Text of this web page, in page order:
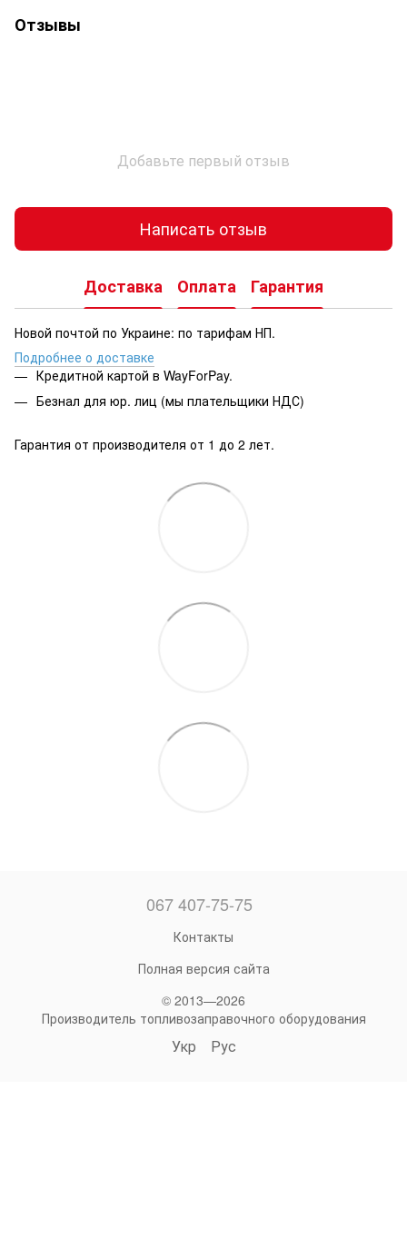
Отзывы
Добавьте первый отзыв
Написать отзыв
Доставка Оплата Гарантия
Новой почтой по Украине: по тарифам НП.
Подробнее о доставке
Кредитной картой в WayForPay.
Безнал для юр. лиц (мы плательщики НДС)
Гарантия от производителя от 1 до 2 лет.
067 407-75-75
Контакты
Полная версия сайта
© 2013—2026
Производитель топливозаправочного оборудования
Укр Рус